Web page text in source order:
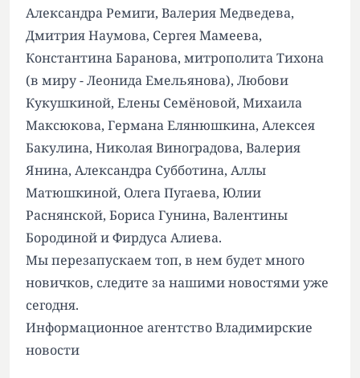
Александра Ремиги, Валерия Медведева,
Дмитрия Наумова, Сергея Мамеева,
Константина Баранова, митрополита Тихона
(в миру - Леонида Емельянова), Любови
Кукушкиной, Елены Семёновой, Михаила
Максюкова, Германа Елянюшкина, Алексея
Бакулина, Николая Виноградова, Валерия
Янина, Александра Субботина, Аллы
Матюшкиной, Олега Пугаева, Юлии
Раснянской, Бориса Гунина, Валентины
Бородиной и Фирдуса Алиева.
Мы перезапускаем топ, в нем будет много
новичков, следите за нашими новостями уже
сегодня.
Информационное агентство Владимирские
новости